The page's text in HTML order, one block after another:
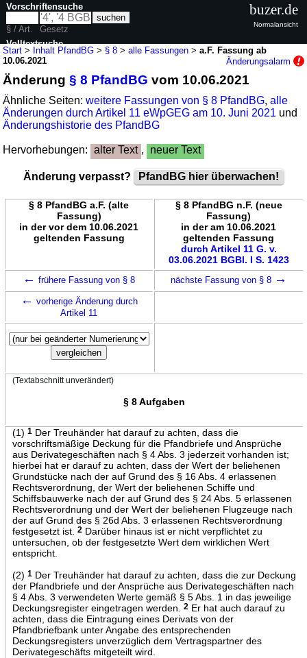
Start > Inhalt PfandBG > § 8 >alle Fassungen >a.F. Fassung ab
10.06.2021
Änderungsalarm
Änderung§ 8 PfandBG vom 10.06.2021
Ähnliche Seiten:weitere Fassungen von § 8 PfandBG,alle
Änderungen durch Artikel 11 eWpGEG am 10. Juni 2021 und
Änderungshistorie des PfandBG
Hervorhebungen: alter Text , neuer Text
Änderung verpasst? PfandBG hier überwachen!
§ 8 PfandBG a.F. (alte
Fassung)
in der vor dem 10.06.2021
geltenden Fassung
§ 8 PfandBG n.F. (neue
Fassung)
in der am 10.06.2021
geltenden Fassung
durch Artikel 11 G. v.
03.06.2021 BGBl. I S. 1423
← frühere Fassung von § 8 nächste Fassung von § 8 →
← vorherige Änderung durch
Artikel 11
(Textabschnitt unverändert)
§ 8 Aufgaben
(1) 1Der Treuhänder hat darauf zu achten, dass die
vorschriftsmäßige Deckung für die Pfandbriefe und Ansprüche
aus Derivategeschäften nach § 4 Abs. 3 jederzeit vorhanden ist;
hierbei hat er darauf zu achten, dass der Wert der beliehenen
Grundstücke nach der auf Grund des § 16 Abs. 4 erlassenen
Rechtsverordnung, der Wert der beliehenen Schiffe und
Schiffsbauwerke nach der auf Grund des § 24 Abs. 5 erlassenen
Rechtsverordnung und der Wert der beliehenen Flugzeuge nach
der auf Grund des § 26d Abs. 3 erlassenen Rechtsverordnung
festgesetzt ist.
2Darüber hinaus ist er nicht verpflichtet zu
untersuchen, ob der festgesetzte Wert dem wirklichen Wert
entspricht.
(2) 1Der Treuhänder hat darauf zu achten, dass die zur Deckung
der Pfandbriefe und der Ansprüche aus Derivategeschäften nach
§ 4 Abs. 3 verwendeten Werte gemäß § 5 Abs. 1 in das jeweilige
Deckungsregister eingetragen werden.
2Er hat auch darauf zu
achten, dass die Eintragung eines Derivats von der
Pfandbriefbank unter Angabe des entsprechenden
Deckungsregisters unverzüglich dem Vertragspartner des
Derivategeschäfts mitgeteilt wird.
Vorschriftensuche
§ / Art.
Gesetz
Volltextsuche
buzer.de
Normalansicht